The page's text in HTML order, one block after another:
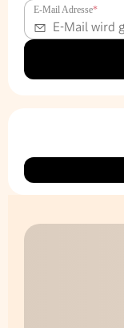
E-Mail Adresse*